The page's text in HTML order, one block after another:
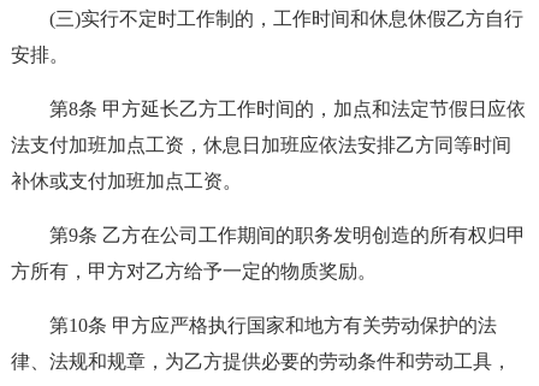
(三)实行不定时工作制的，工作时间和休息休假乙方自行
安排。
第8条 甲方延长乙方工作时间的，加点和法定节假日应依
法支付加班加点工资，休息日加班应依法安排乙方同等时间
补休或支付加班加点工资。
第9条 乙方在公司工作期间的职务发明创造的所有权归甲
方所有，甲方对乙方给予一定的物质奖励。
第10条 甲方应严格执行国家和地方有关劳动保护的法
律、法规和规章，为乙方提供必要的劳动条件和劳动工具，